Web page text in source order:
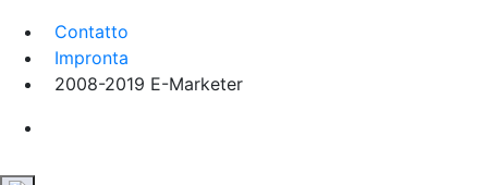
Contatto
Impronta
2008-2019 E-Marketer